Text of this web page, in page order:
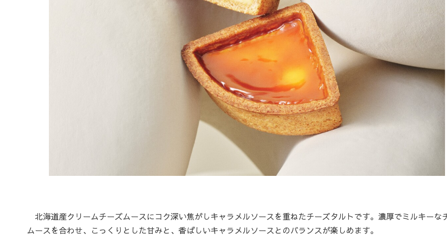
北海道産クリームチーズムースにコク深い焦がしキャラメルソースを重ねたチーズタルトです。濃厚でミルキーな
ムースを合わせ、こっくりとした甘みと、香ばしいキャラメルソースとのバランスが楽しめます。